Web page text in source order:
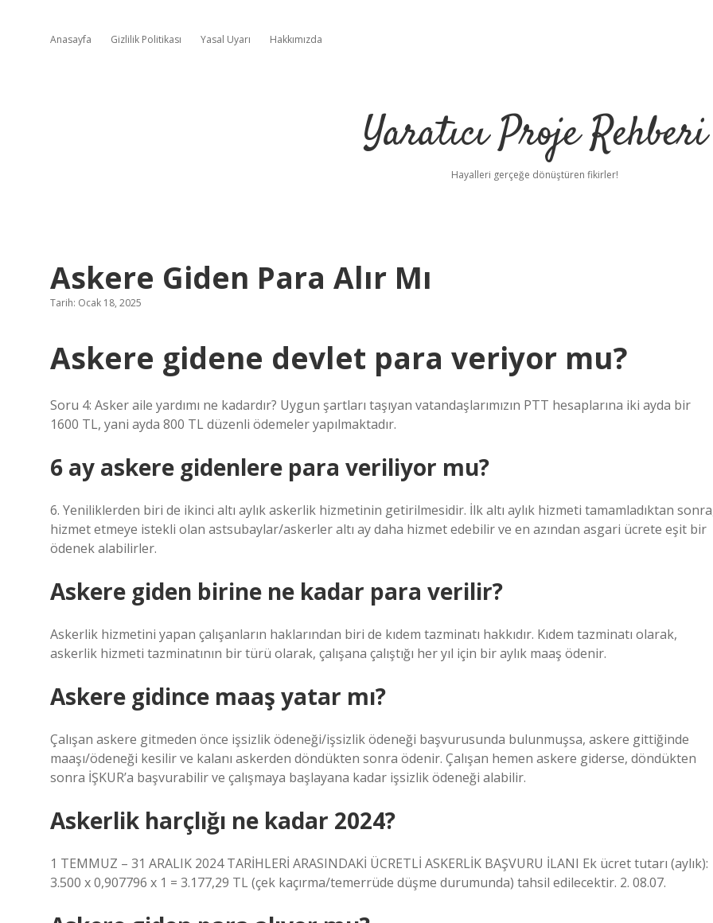
Anasayfa Gizlilik Politikası Yasal Uyarı Hakkımızda
Yaratıcı Proje Rehberi
Hayalleri gerçeğe dönüştüren fikirler!
Askere Giden Para Alır Mı
Tarih: Ocak 18, 2025
Askere gidene devlet para veriyor mu?
Soru 4: Asker aile yardımı ne kadardır? Uygun şartları taşıyan vatandaşlarımızın PTT hesaplarına iki ayda bir
1600 TL, yani ayda 800 TL düzenli ödemeler yapılmaktadır.
6 ay askere gidenlere para veriliyor mu?
6. Yeniliklerden biri de ikinci altı aylık askerlik hizmetinin getirilmesidir. İlk altı aylık hizmeti tamamladıktan
hizmet etmeye istekli olan astsubaylar/askerler altı ay daha hizmet edebilir ve en azından asgari ücrete eşit bir
ödenek alabilirler.
Askere giden birine ne kadar para verilir?
Askerlik hizmetini yapan çalışanların haklarından biri de kıdem tazminatı hakkıdır. Kıdem tazminatı olarak,
askerlik hizmeti tazminatının bir türü olarak, çalışana çalıştığı her yıl için bir aylık maaş ödenir.
Askere gidince maaş yatar mı?
Çalışan askere gitmeden önce işsizlik ödeneği/işsizlik ödeneği başvurusunda bulunmuşsa, askere gittiğinde
maaşı/ödeneği kesilir ve kalanı askerden döndükten sonra ödenir. Çalışan hemen askere giderse, döndükten
sonra İŞKUR’a başvurabilir ve çalışmaya başlayana kadar işsizlik ödeneği alabilir.
Askerlik harçlığı ne kadar 2024?
1 TEMMUZ – 31 ARALIK 2024 TARİHLERİ ARASINDAKİ ÜCRETLİ ASKERLİK BAŞVURU İLANI Ek ücret tutarı (aylık):
3.500 x 0,907796 x 1 = 3.177,29 TL (çek kaçırma/temerrüde düşme durumunda) tahsil edilecektir. 2. 08.07.